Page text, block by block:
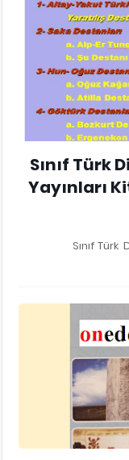
10.Sınıf
Yayınları
10.Sınıf